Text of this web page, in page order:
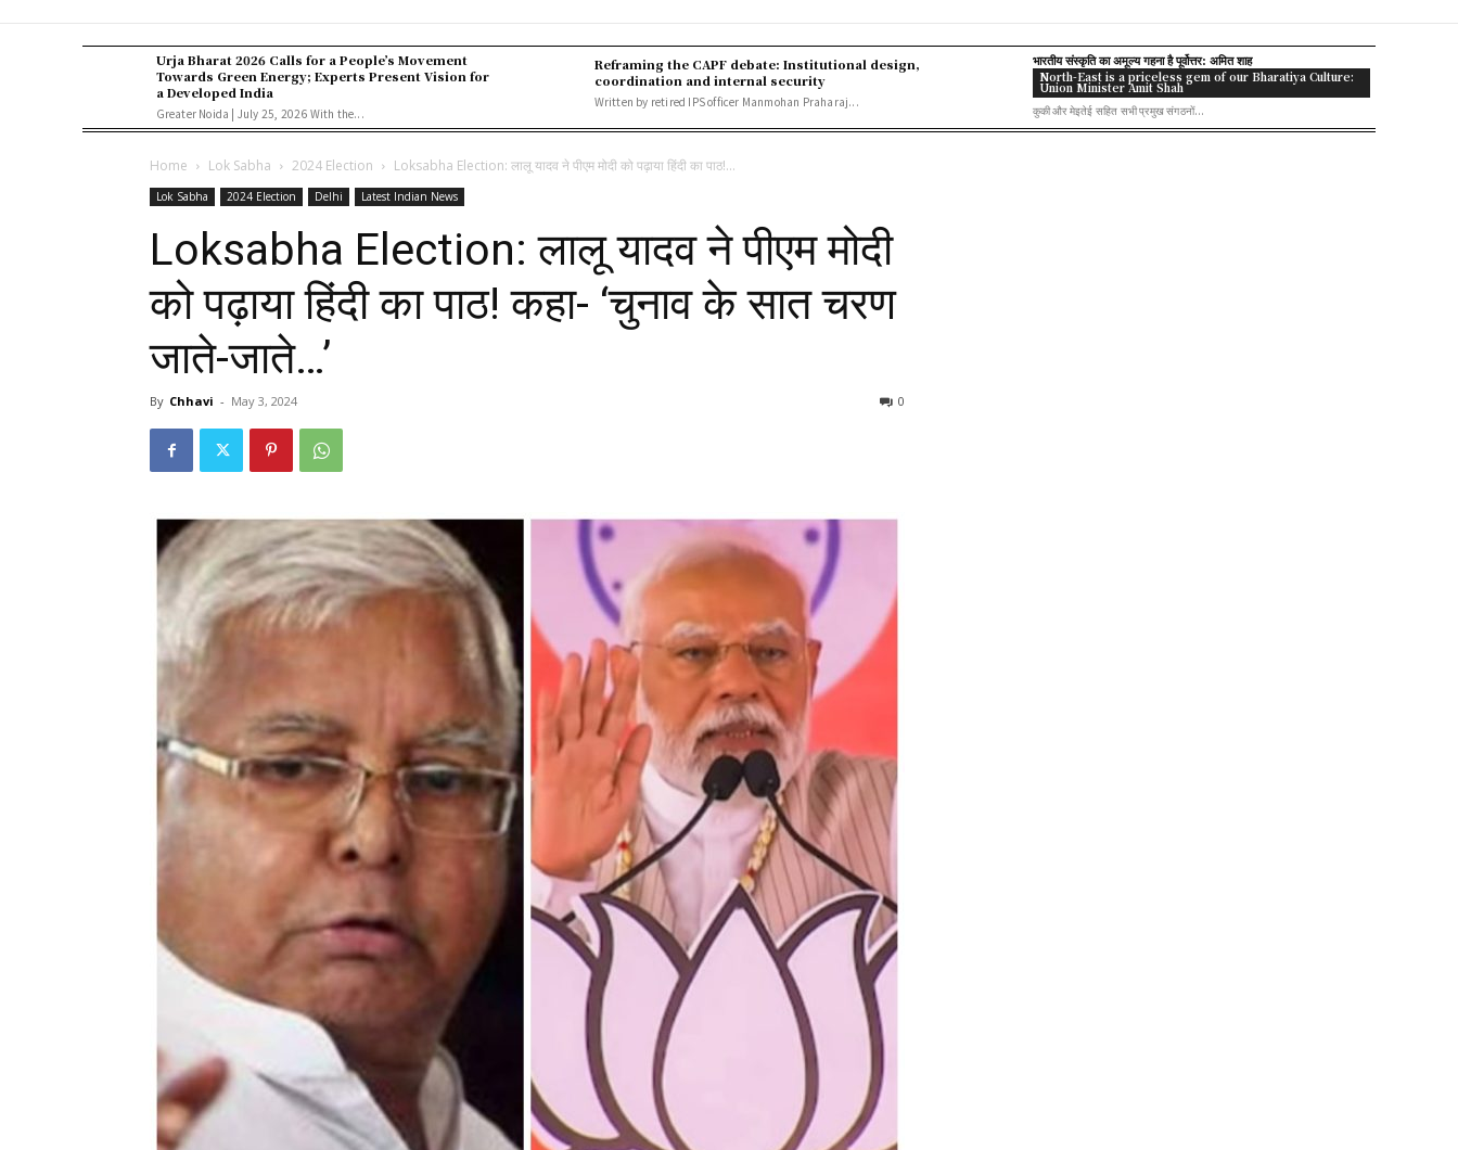
Urja Bharat 2026 Calls for a People’s Movement
Towards Green Energy; Experts Present Vision for
a Developed India
Greater Noida | July 25, 2026 With the...
Reframing the CAPF debate: Institutional design,
coordination and internal security
Written by retired IPS officer Manmohan Praharaj...
भारतीय संस्कृति का अमूल्य गहना है पूर्वोत्तर: अमित शाह
North-East is a priceless gem of our Bharatiya Culture:
Union Minister Amit Shah
कुकी और मेइतेई सहित सभी प्रमुख संगठनों...
Home Lok Sabha 2024 Election Loksabha Election: लालू यादव ने पीएम मोदी को पढ़ाया हिंदी का पाठ!...
Lok Sabha 2024 Election Delhi Latest Indian News
Loksabha Election: लालू यादव ने पीएम मोदी
को पढ़ाया हिंदी का पाठ! कहा- ‘चुनाव के सात चरण
जाते-जाते…’
By Chhavi - May 3, 2024 0